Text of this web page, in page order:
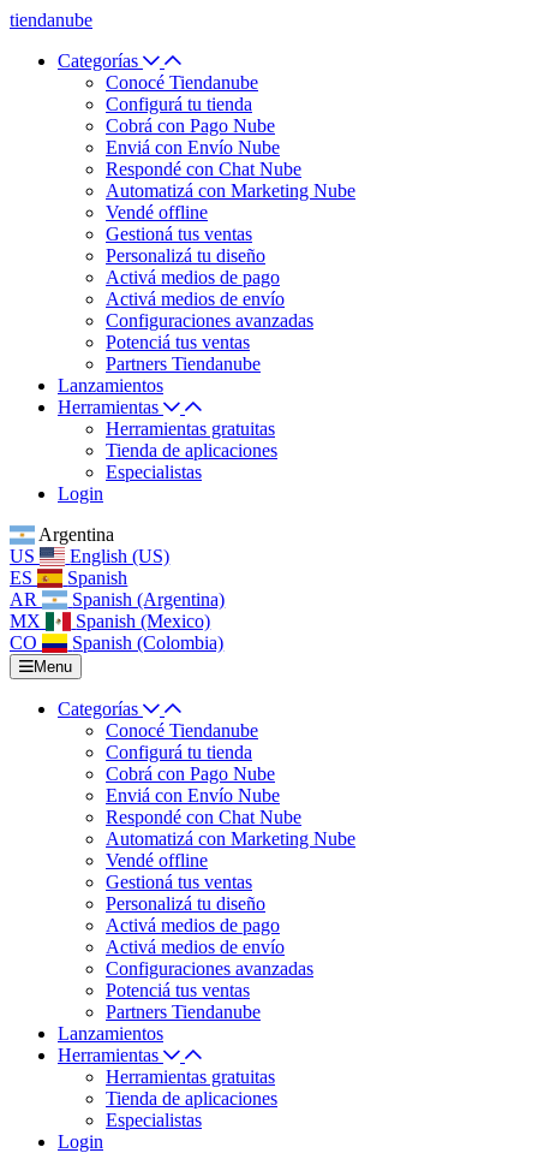
tiendanube
Categorías
Conocé Tiendanube
Configurá tu tienda
Cobrá con Pago Nube
Enviá con Envío Nube
Respondé con Chat Nube
Automatizá con Marketing Nube
Vendé offline
Gestioná tus ventas
Personalizá tu diseño
Activá medios de pago
Activá medios de envío
Configuraciones avanzadas
Potenciá tus ventas
Partners Tiendanube
Lanzamientos
Herramientas
Herramientas gratuitas
Tienda de aplicaciones
Especialistas
Login
Argentina
US
English (US)
ES
Spanish
AR
Spanish (Argentina)
MX
Spanish (Mexico)
CO
Spanish (Colombia)
Menu
Categorías
Conocé Tiendanube
Configurá tu tienda
Cobrá con Pago Nube
Enviá con Envío Nube
Respondé con Chat Nube
Automatizá con Marketing Nube
Vendé offline
Gestioná tus ventas
Personalizá tu diseño
Activá medios de pago
Activá medios de envío
Configuraciones avanzadas
Potenciá tus ventas
Partners Tiendanube
Lanzamientos
Herramientas
Herramientas gratuitas
Tienda de aplicaciones
Especialistas
Login